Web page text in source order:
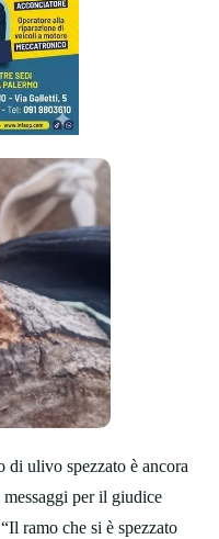
ulivo spezzato è ancora
per il giudice
ramo che si è spezzato